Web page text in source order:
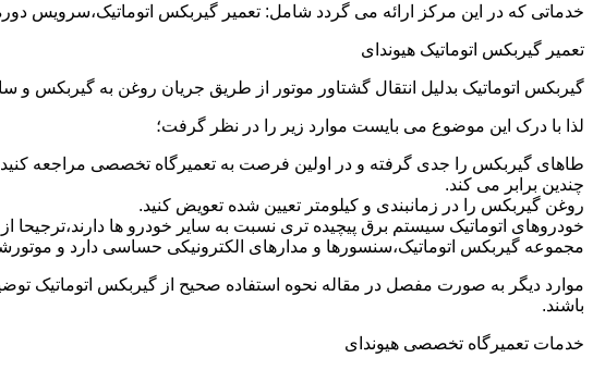
خدماتی که در این مرکز ارائه می گردد شامل: تعمیر گیربکس اتوماتیک،سرویس
تعمیر گیربکس اتوماتیک هیوندای
گیربکس اتوماتیک بدلیل انتقال گشتاور موتور از طریق جریان روغن به گیربکس
لذا با درک این موضوع می بایست موارد زیر را در نظر گرفت؛
طاهای گیربکس را جدی گرفته و در اولین فرصت به تعمیرگاه تخصصی مراجعه
چندین برابر می کند.
روغن گیربکس را در زمانبندی و کیلومتر تعیین شده تعویض کنید.
خودروهای اتوماتیک سیستم برق پیچیده تری نسبت به سایر خودرو ها دارند،ترجیحا
مجموعه گیربکس اتوماتیک،سنسورها و مدارهای الکترونیکی حساسی دارد و
باشند.
خدمات تعمیرگاه تخصصی هیوندای